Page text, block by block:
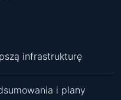
infrastrukturę
i plany